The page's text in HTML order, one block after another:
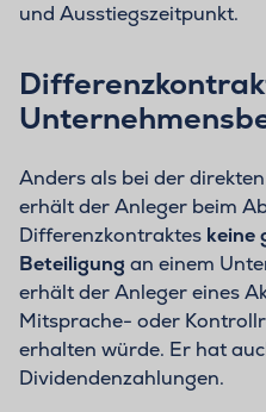
und Ausstiegszeitpunkt.
Anders als bei der
erhält der Anleger beim
Differenzkontraktes keine
Beteiligung an einem
erhält der Anleger eines
Mitsprache- oder
erhalten würde. Er hat
Dividendenzahlungen.